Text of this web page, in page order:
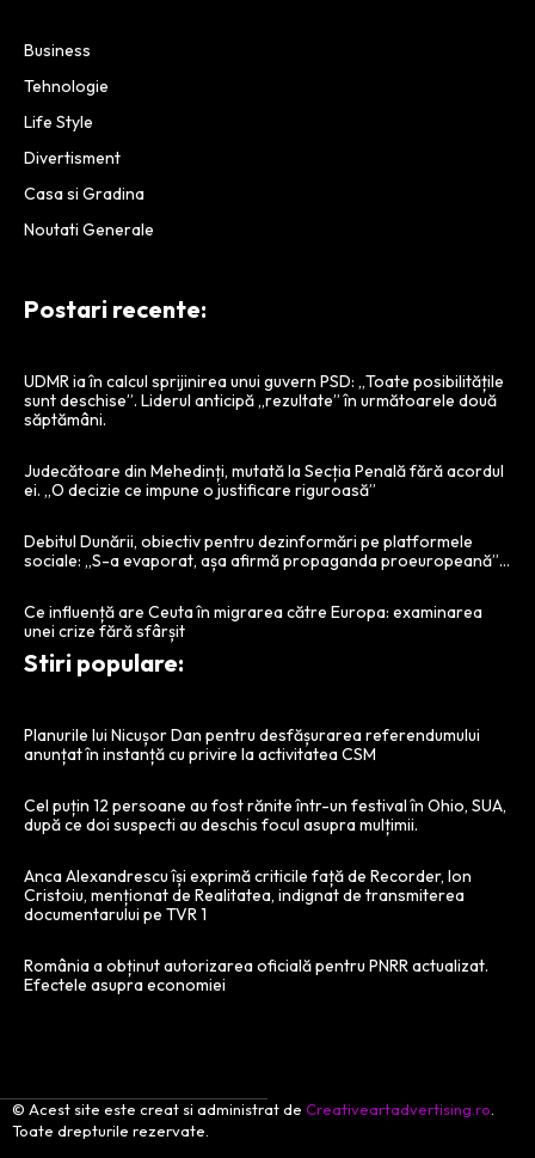
Business
Tehnologie
Life Style
Divertisment
Casa si Gradina
Noutati Generale
Postari recente:
UDMR ia în calcul sprijinirea unui guvern PSD: „Toate posibilitățile
sunt deschise”. Liderul anticipă „rezultate” în următoarele două
săptămâni.
Judecătoare din Mehedinți, mutată la Secția Penală fără acordul
ei. „O decizie ce impune o justificare riguroasă”
Debitul Dunării, obiectiv pentru dezinformări pe platformele
sociale: „S-a evaporat, așa afirmă propaganda proeuropeană”…
Ce influență are Ceuta în migrarea către Europa: examinarea
unei crize fără sfârșit
Stiri populare:
Planurile lui Nicușor Dan pentru desfășurarea referendumului
anunțat în instanță cu privire la activitatea CSM
Cel puțin 12 persoane au fost rănite într-un festival în Ohio, SUA,
după ce doi suspecti au deschis focul asupra mulțimii.
Anca Alexandrescu își exprimă criticile față de Recorder, Ion
Cristoiu, menționat de Realitatea, indignat de transmiterea
documentarului pe TVR 1
România a obținut autorizarea oficială pentru PNRR actualizat.
Efectele asupra economiei
© Acest site este creat si administrat de Creativeartadvertising.ro.
Toate drepturile rezervate.